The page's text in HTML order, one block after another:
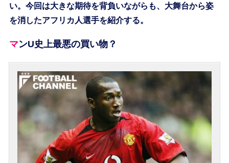
い。今回は大きな期待を背負いながらも、大舞台から姿
を消したアフリカ人選手を紹介する。
マンU史上最悪の買い物？